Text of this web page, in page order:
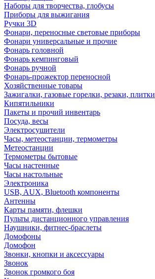
Наборы для творчества, глобусы
Приборы для выжигания
Ручки 3D
Фонари, переносные световые приборы
Фонари универсальные и прочие
Фонарь головной
Фонарь кемпинговый
Фонарь ручной
Фонарь-прожектор переносной
Хозяйственные товары
Зажигалки, газовые горелки, резаки, плитки
Кипятильники
Пакеты и прочий инвентарь
Посуда, весы
Электросушители
Часы, метеостанции, термометры
Метеостанции
Термометры бытовые
Часы настенные
Часы настольные
Электроника
USB, AUX, Bluetooth компоненты
Антенны
Карты памяти, флешки
Пульты дистанционного управления
Наушники, фитнес-браслеты
Домофоны
Домофон
Звонки, кнопки и аксессуары
Звонок
Звонок громкого боя